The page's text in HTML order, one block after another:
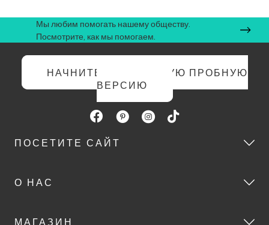
Мы любим помогать нашему обществу.
Посмотрите, как мы помогаем.
НАЧНИТЕ БЕСПЛАТНУЮ ПРОБНУЮ
ВЕРСИЮ
ПОСЕТИТЕ САЙТ
О НАС
МАГАЗИН